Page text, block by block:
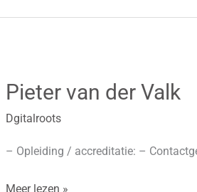
Pieter van der Valk
Dgitalroots
– Opleiding / accreditatie: –
Pieter
Valk
Meer lezen »